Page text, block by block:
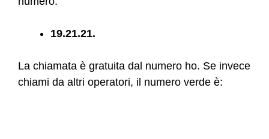
19.21.21.
La chiamata è gratuita dal numero ho. Se invece
chiami da altri operatori, il numero verde è: